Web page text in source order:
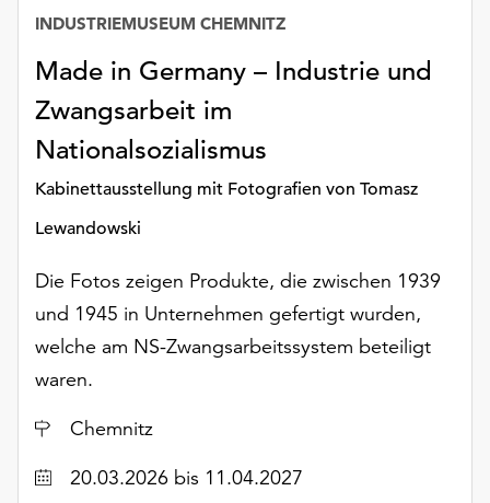
Möchten
die
verwendeten
anpassen,
erreichen
die
über
„Auswählen“.
Informationen
Sie
Made in Germany – Industrie und
Zwangsarbeit im
Nationalsozialismus
Kabinettausstellung mit Fotografien von Tomasz
Lewandowski
INDUSTRIEMUSEUM CHEMNITZ
Die Fotos zeigen Produkte, die zwischen 1939
und 1945 in Unternehmen gefertigt wurden,
welche am NS-Zwangsarbeitssystem beteiligt
waren.
Ort
Chemnitz
Datum20.03.2026 bis 11.04.2027